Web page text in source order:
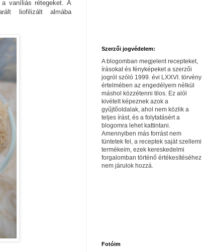
vaníliás rétegeket. A
liofilizált almába
Szerzői jogvédelem:
A blogomban megjelent recepteket,
írásokat és fényképeket a szerzői
jogról szóló 1999. évi LXXVI. törvény
értelmében az engedélyem nélkül
máshol közzétenni tilos. Ez alól
kivételt képeznek azok a
gyűjtőoldalak, ahol nem közlik a
teljes írást, és a folytatásért a
blogomra lehet kattintani.
Amennyiben más forrást nem
tüntetek fel, a receptek saját szellemi
termékeim, ezek kereskedelmi
forgalomban történő értékesítéséhez
nem járulok hozzá.
Fotóim